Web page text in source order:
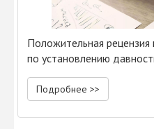
Положительная рецензия
по установлению
Подробнее >>